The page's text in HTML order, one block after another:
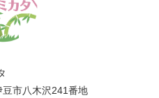
市八木沢241番地